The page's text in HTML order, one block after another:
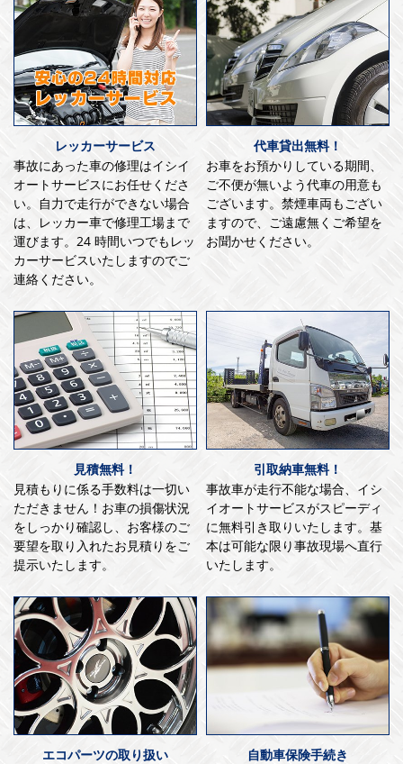
レッカーサービス
事故にあった車の修理はイシイ
オートサービスにお任せくださ
い。自力で走行ができない場合
は、レッカー車で修理工場まで
運びます。24 時間いつでもレッ
カーサービスいたしますのでご
連絡ください。
代車貸出無料！
お車をお預かりしている期間、
ご不便が無いよう代車の用意も
ございます。禁煙車両もござい
ますので、ご遠慮無くご希望を
お聞かせください。
見積無料！
見積もりに係る手数料は一切い
ただきません！お車の損傷状況
をしっかり確認し、お客様のご
要望を取り入れたお見積りをご
提示いたします。
引取納車無料！
事故車が走行不能な場合、イシ
イオートサービスがスピーディ
に無料引き取りいたします。基
本は可能な限り事故現場へ直行
いたします。
エコパーツの取り扱い
自動車保険手続き